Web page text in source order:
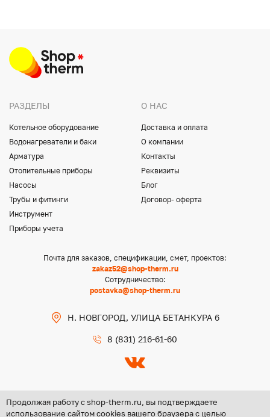
РАЗДЕЛЫ
Котельное оборудование
Водонагреватели и баки
Арматура
Отопительные приборы
Насосы
Трубы и фитинги
Инструмент
Приборы учета
О НАС
Доставка и оплата
О компании
Контакты
Реквизиты
Блог
Договор- оферта
Почта для заказов, спецификации, смет, проектов:
zakaz52@shop-therm.ru
Сотрудничество:
postavka@shop-therm.ru
Н. НОВГОРОД, УЛИЦА БЕТАНКУРА 6
8 (831) 216-61-60
Продолжая работу с shop-therm.ru, вы подтверждаете
использование сайтом cookies вашего браузера с целью